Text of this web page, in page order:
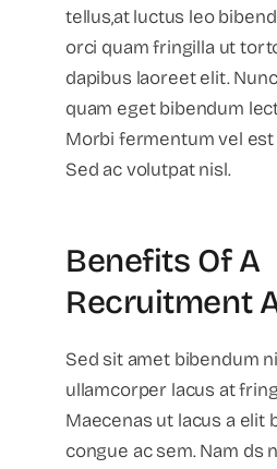
tellus,at luctus leo
orci quam fringilla ut
dapibus laoreet elit.
quam eget bibendum
Morbi fermentum vel est
Sed ac volutpat nisl.
Benefits Of A
Recruitment
Sed sit amet bibendum
ullamcorper lacus at
Maecenas ut lacus a elit
congue ac sem. Nam ds